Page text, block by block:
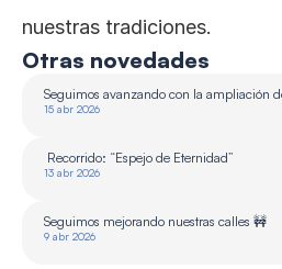
Otras novedades
Seguimos avanzando con la ampliación
15 abr 2026
Recorrido: “Espejo de Eternidad”
13 abr 2026
Seguimos mejorando nuestras calles 🚧
9 abr 2026
nuestras tradiciones.